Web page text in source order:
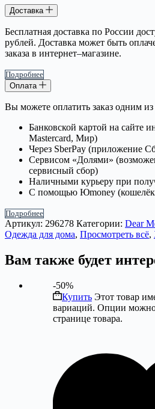
Доставка
Бесплатная доставка по России
рублей. Доставка может быть
заказа в интернет–магазине.
Подробнее
Оплата
Вы можете оплатить заказ одним
Банковской картой на сайте
Mastercard, Мир)
Через SberPay (приложение
Сервисом «Долями»
сервисный сбор)
Наличными курьеру при
С помощью Юmoney (кошелёк
Подробнее
Артикул: 296278 Категории: Dear
Одежда для дома, Просмотреть всё,
Вам также будет
-50%
Купить Этот товар
вариаций. Опции
странице товара.